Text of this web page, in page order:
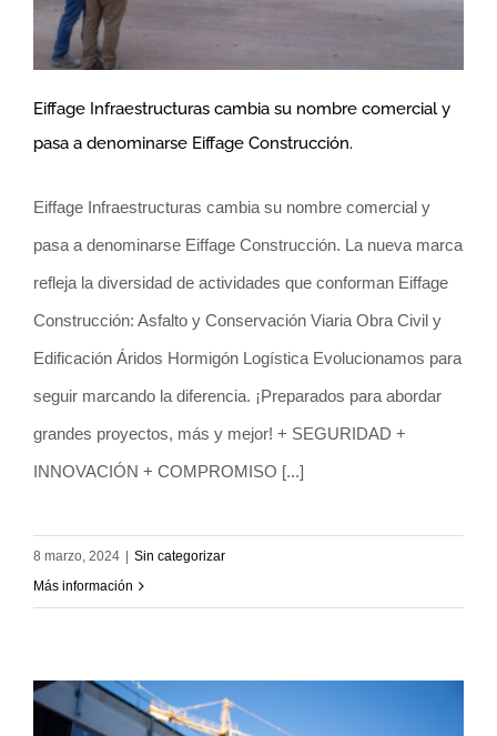
nombre comercial y pasa a
denominarse Eiffage Construcción.
Eiffage Infraestructuras cambia su nombre comercial y
pasa a denominarse Eiffage Construcción.
Eiffage Infraestructuras cambia su nombre comercial y
pasa a denominarse Eiffage Construcción. La nueva marca
refleja la diversidad de actividades que conforman Eiffage
Construcción: Asfalto y Conservación Viaria Obra Civil y
Edificación Áridos Hormigón Logística Evolucionamos para
seguir marcando la diferencia. ¡Preparados para abordar
grandes proyectos, más y mejor! + SEGURIDAD +
INNOVACIÓN + COMPROMISO [...]
8 marzo, 2024
Sin categorizar
Más información